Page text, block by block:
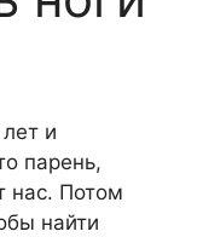
и
парень,
нас. Потом
найти